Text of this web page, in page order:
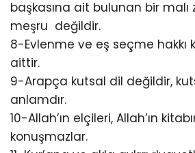
başkasına ait bulunan bir
meşru değildir.
8-Evlenme ve eş seçme hakkı
aittir.
9-Arapça kutsal dil değildir,
anlamdır.
10-Allah’ın elçileri, Allah’ın
konuşmazlar.